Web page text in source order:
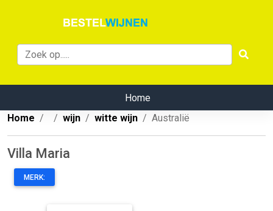
Home
Home
wijn witte wijn Australië
Villa Maria
MERK: